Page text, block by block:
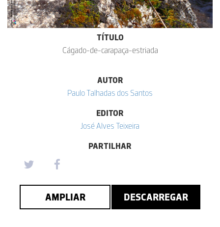
TÍTULO
Cágado-de-carapaça-estriada
AUTOR
Paulo Talhadas dos Santos
EDITOR
José Alves Teixeira
PARTILHAR
AMPLIAR DESCARREGAR